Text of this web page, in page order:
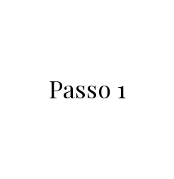
Passo 1